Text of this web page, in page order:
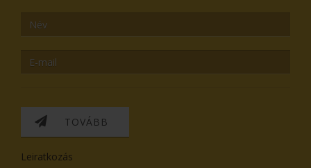
TOVÁBB
Leiratkozás